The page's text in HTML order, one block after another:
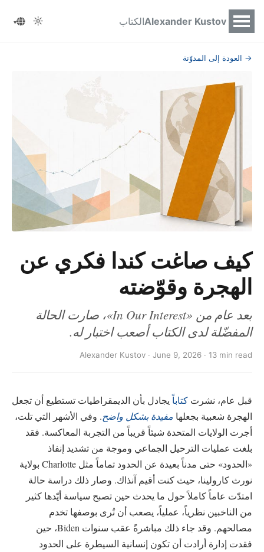
Alexander Kustovالكتاب ☼
▾
→ العودة إلى المدوّنة
كيف صاغت كندا فكري عن
الهجرة وقوّضته
بعد عام من «In Our Interest»، صارت الحالة
المفضّلة لدى الكتاب أصعب اختبار له.
Alexander Kustov · June 9, 2026 · 13 min read
قبل عام، نشرت كتاباًيجادل بأن الديمقراطيات تستطيع أن تجعل
الهجرة شعبية بجعلها مفيدة بشكل واضح. وفي الأشهر التي تلت،
أجرت الولايات المتحدة شيئاً قريباً من التجربة المعاكسة. فقد
بلغت عمليات الترحيل الجماعي وموجة من تشديد إنفاذ
«الحدود» حتى مدناً بعيدة عن الحدود تماماً مثل Charlotte بولاية
نورث كارولينا، حيث كنت أقيم آنذاك. وصار ذلك دراسة حالة
امتدّت عاماً كاملاً حول ما يحدث حين تصبح سياسة أيّدها كثير
من الناخبين نظرياً، عملياً، يصعب أن تُرى بوصفها تخدم
مصالحهم. وقد جاء ذلك مباشرةً عقب سنوات Biden، حين
فقدت إدارة أرادت أن تكون إنسانية السيطرة على الحدود